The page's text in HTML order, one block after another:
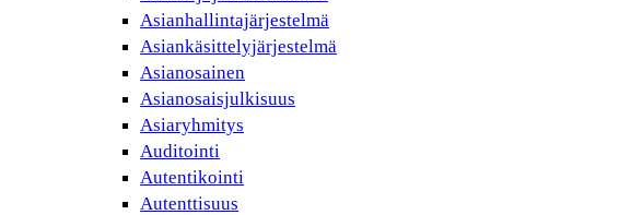
Asianhallintajärjestelmä
Asiankäsittelyjärjestelmä
Asianosainen
Asianosaisjulkisuus
Asiaryhmitys
Auditointi
Autentikointi
Autenttisuus